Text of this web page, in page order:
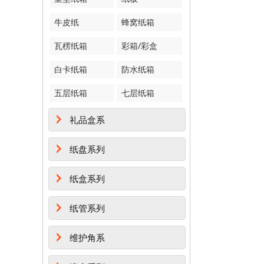
牛皮纸 蜂窝纸箱
瓦楞纸箱 彩箱/彩盒
白卡纸箱 防水纸箱
五层纸箱 七层纸箱
礼品盒系
纸盘系列
纸盒系列
纸管系列
维护角系